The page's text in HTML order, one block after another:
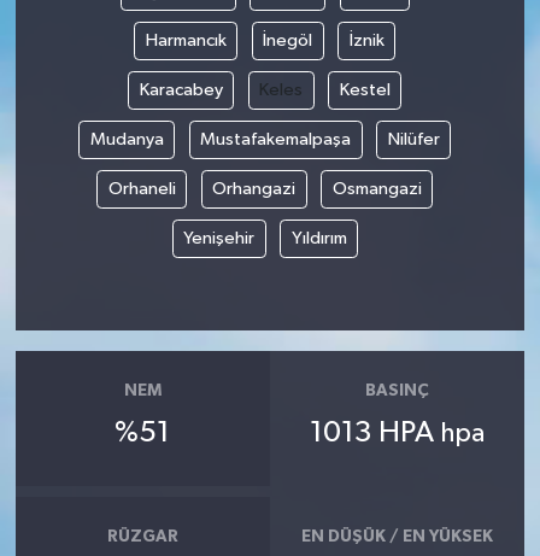
Harmancık İnegöl İznik
Karacabey Keles Kestel
Mudanya Mustafakemalpaşa Nilüfer
Orhaneli Orhangazi Osmangazi
Yenişehir Yıldırım
NEM
%51
BASINÇ
1013 HPA hpa
RÜZGAR EN DÜŞÜK / EN YÜKSEK
Bilim, Teknoloji